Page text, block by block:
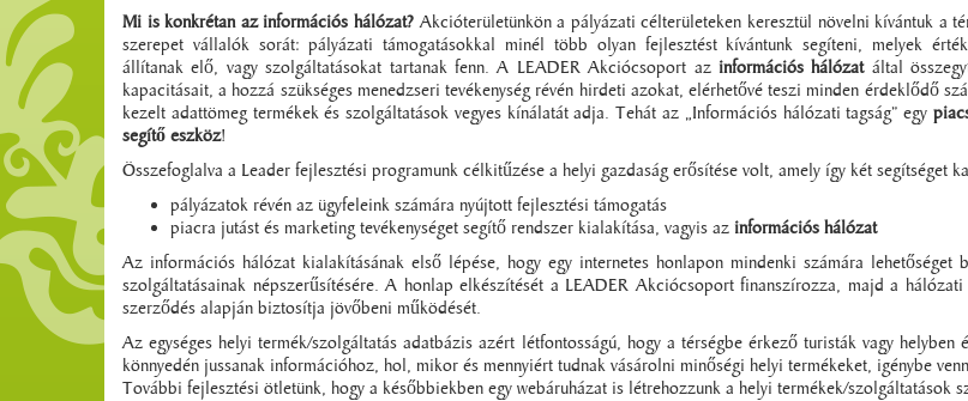
Mi is konkrétan az információs hálózat?Akcióterületünkön a pályázati célterületeken keresztül növelni kívántuk a
szerepet vállalók sorát: pályázati támogatásokkal minél több olyan fejlesztést kívántunk segíteni, melyek
állítanak elő, vagy szolgáltatásokat tartanak fenn. A LEADER Akciócsoport azinformációs hálózatáltal
kapacitásait, a hozzá szükséges menedzseri tevékenység révén hirdeti azokat, elérhetővé teszi minden érdeklődő
kezelt adattömeg termékek és szolgáltatások vegyes kínálatát adja. Tehát az „Információs hálózati tagság” egy
segítő eszköz!
Összefoglalva a Leader fejlesztési programunk célkitűzése a helyi gazdaság erősítése volt, amely így két segítséget
pályázatok révén az ügyfeleink számára nyújtott fejlesztési támogatás
piacra jutást és marketing tevékenységet segítő rendszer kialakítása, vagyis az információs hálózat
Az információs hálózat kialakításának első lépése, hogy egy internetes honlapon mindenki számára lehetőséget
szolgáltatásainak népszerűsítésére. A honlap elkészítését a LEADER Akciócsoport finanszírozza, majd a
szerződés alapján biztosítja jövőbeni működését.
Az egységes helyi termék/szolgáltatás adatbázis azért létfontosságú, hogy a térségbe érkező turisták vagy helyben
könnyedén jussanak információhoz, hol, mikor és mennyiért tudnak vásárolni minőségi helyi termékeket, igénybe
További fejlesztési ötletünk, hogy a későbbiekben egy webáruházat is létrehozzunk a helyi termékek/szolgáltatások